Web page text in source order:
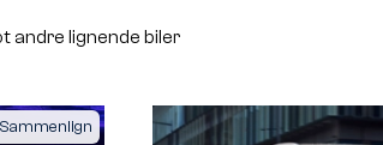
andre lignende biler
Sammenlign